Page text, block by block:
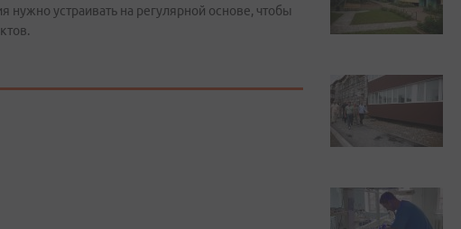
нужно устраивать на регулярной основе, чтобы